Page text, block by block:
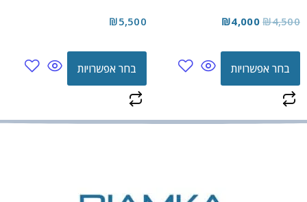
₪4,500
₪4,000
בחר אפשרויות
₪5,500
בחר אפשרויות